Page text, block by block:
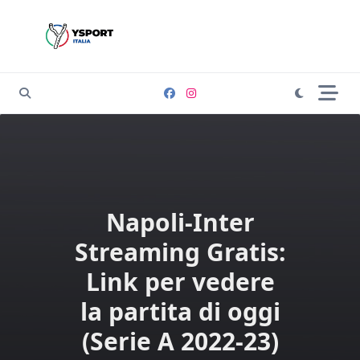
Napoli-Inter
Streaming Gratis:
Link per vedere
la partita di oggi
(Serie A 2022-23)